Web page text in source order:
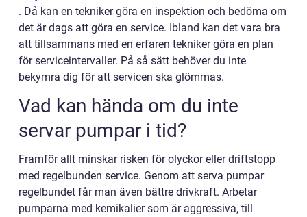
. Då kan en tekniker göra en inspektion och bedöma om
det är dags att göra en service. Ibland kan det vara bra
att tillsammans med en erfaren tekniker göra en plan
för serviceintervaller. På så sätt behöver du inte
bekymra dig för att servicen ska glömmas.
Vad kan hända om du inte
servar pumpar i tid?
Framför allt minskar risken för olyckor eller driftstopp
med regelbunden service. Genom att serva pumpar
regelbundet får man även bättre drivkraft. Arbetar
pumparna med kemikalier som är aggressiva, till